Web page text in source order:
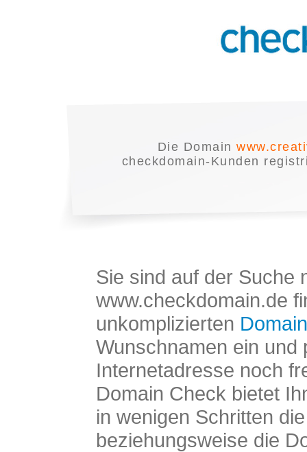
Die Domain
checkdomain-Kunden
Sie sind auf der Suche
www.checkdomain.de
unkomplizierten
Wunschnamen ein und
Internetadresse noch
Domain Check bietet
in wenigen Schritten
beziehungsweise die